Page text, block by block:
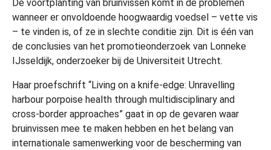
De voortplanting van bruinvissen komt in de problemen
wanneer er onvoldoende hoogwaardig voedsel – vette vis
– te vinden is, of ze in slechte conditie zijn. Dit is één van
de conclusies van het promotieonderzoek van Lonneke
IJsseldijk, onderzoeker bij de Universiteit Utrecht.
Haar proefschrift “Living on a knife-edge: Unravelling
harbour porpoise health through multidisciplinary and
cross-border approaches” gaat in op de gevaren waar
bruinvissen mee te maken hebben en het belang van
internationale samenwerking voor de bescherming van